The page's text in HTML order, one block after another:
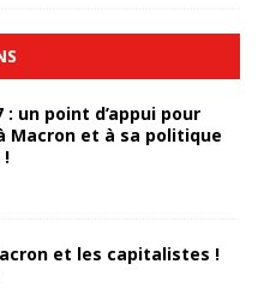
: un point d’appui pour
Macron et à sa politique
!
et les capitalistes !